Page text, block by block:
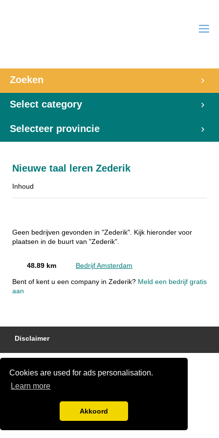
Cookies are used for ads personalisation.
Learn more
Akkoord
Zoeken
Select category
Selecteer provincie
Nieuwe taal leren Zederik
Inhoud
Geen bedrijven gevonden in "Zederik". Kijk hieronder voor
plaatsen in de buurt van "Zederik".
48.89 km Bedrijf Amsterdam
Bent of kent u een company in Zederik? Meld een bedrijf gratis
aan
Disclaimer